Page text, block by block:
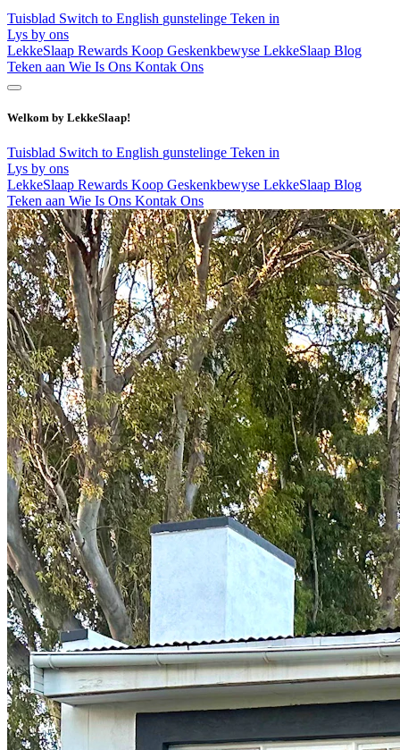
Tuisblad Switch to English gunstelinge Teken in
Lys by ons
LekkeSlaap Rewards Koop Geskenkbewyse LekkeSlaap Blog
Teken aan Wie Is Ons Kontak Ons
Welkom by LekkeSlaap!
Tuisblad Switch to English gunstelinge Teken in
Lys by ons
LekkeSlaap Rewards Koop Geskenkbewyse LekkeSlaap Blog
Teken aan Wie Is Ons Kontak Ons